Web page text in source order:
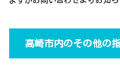
高崎市内のその他の